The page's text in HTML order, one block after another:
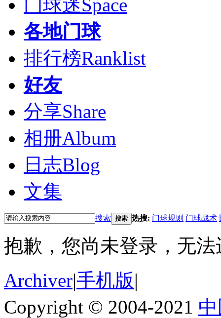
门球迷Space
各地门球
排行榜Ranklist
好友
分享Share
相册Album
日志Blog
文集
搜索 搜索 热搜: 门球规则 门球战术
抱歉，您尚未登录，无
Archiver|手机版|
Copyright © 2004-2021